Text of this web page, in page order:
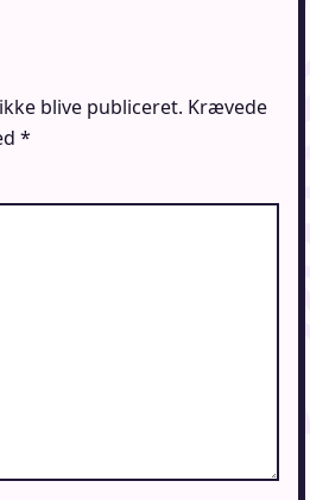
blive publiceret. Krævede
*